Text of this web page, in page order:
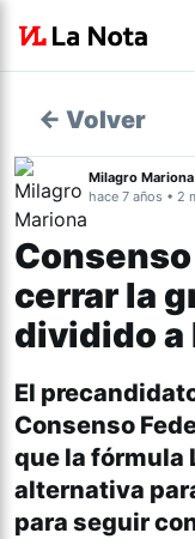
← Volver
Milagro Mariona
hace 7 años • 2
Consenso
cerrar la
dividido a
El
Consenso
que la fórmula
alternativa
para seguir